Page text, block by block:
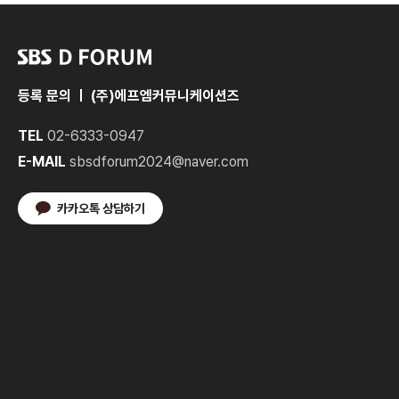
등록 문의 ㅣ (주)에프엠커뮤니케이션즈
TEL 02-6333-0947
E-MAIL sbsdforum2024@naver.com
카카오톡 상담하기